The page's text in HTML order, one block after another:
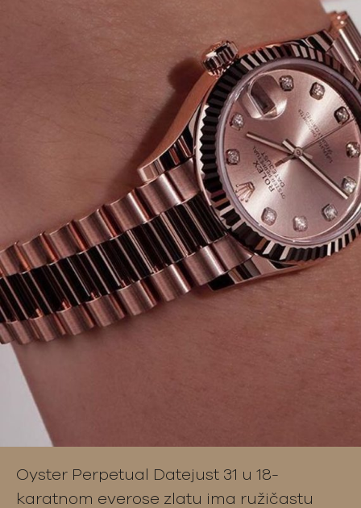
Oyster Perpetual Datejust 31 u 18-
karatnom everose zlatu ima ružičastu